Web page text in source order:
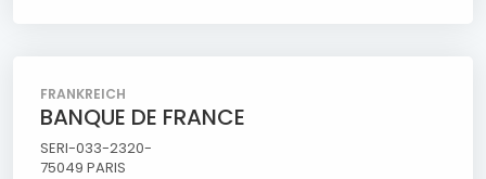
FRANKREICH
BANQUE DE FRANCE
SERI-033-2320-
75049 PARIS